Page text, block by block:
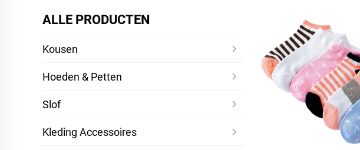
ALLE PRODUCTEN
Kousen
Hoeden & Petten
Slof
Kleding Accessoires